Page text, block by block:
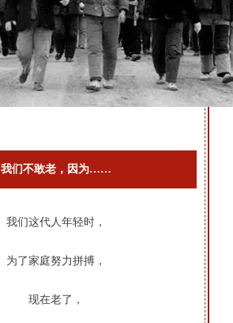
我们不敢老，因为……
我们这代人年轻时，
为了家庭努力拼搏，
现在老了，